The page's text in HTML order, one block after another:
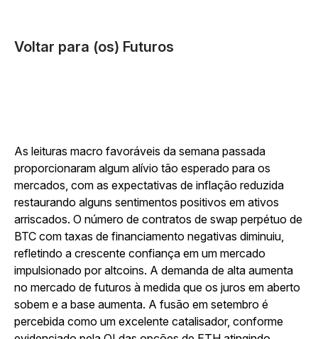
Voltar para (os) Futuros
As leituras macro favoráveis da semana passada
proporcionaram algum alívio tão esperado para os
mercados, com as expectativas de inflação reduzida
restaurando alguns sentimentos positivos em ativos
arriscados. O número de contratos de swap perpétuo de
BTC com taxas de financiamento negativas diminuiu,
refletindo a crescente confiança em um mercado
impulsionado por altcoins. A demanda de alta aumenta
no mercado de futuros à medida que os juros em aberto
sobem e a base aumenta. A fusão em setembro é
percebida como um excelente catalisador, conforme